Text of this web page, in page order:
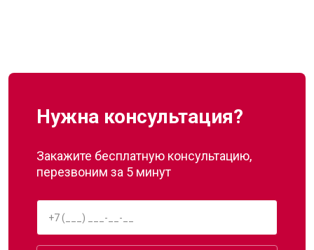
Нужна консультация?
Закажите бесплатную консультацию,
перезвоним за 5 минут